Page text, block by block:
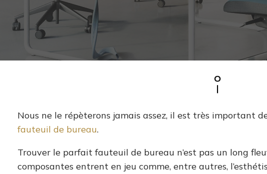
Nous ne le répèterons jamais assez, il est très important
fauteuil de bureau.
Trouver le parfait fauteuil de bureau n’est pas un long
composantes entrent en jeu comme, entre autres,